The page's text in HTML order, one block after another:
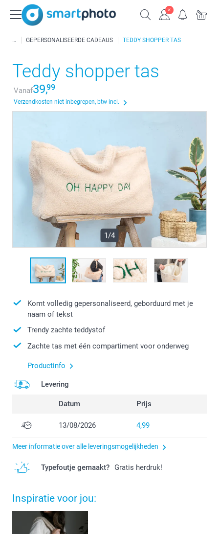
GEPERSONALISEERDE CADEAUS TEDDY SHOPPER TAS
Teddy shopper tas
Vanaf39,99
Verzendkosten niet inbegrepen, btw incl.
1/4
Komt volledig gepersonaliseerd, geborduurd met je
naam of tekst
Trendy zachte teddystof
Zachte tas met één compartiment voor onderweg
Productinfo
Levering
Datum Prijs
13/08/2026 4,99
Meer informatie over alle leveringsmogelijkheden
Typefoutje gemaakt? Gratis herdruk!
Inspiratie voor jou: